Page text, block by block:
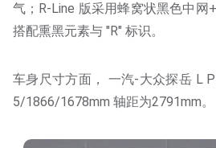
气；R-Line 版采用蜂窝状黑色中网
搭配熏黑元素与 "R" 标识。
车身尺寸方面， 一汽-大众探岳 L
5/1866/1678mm 轴距为2791mm。